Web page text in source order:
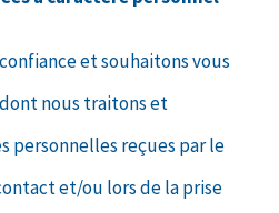
et souhaitons vous
nous traitons et
personnelles reçues par le
et/ou lors de la prise